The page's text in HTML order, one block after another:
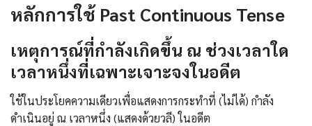
หลักการใช้ Past Continuous Tense
เหตุการณ์ที่กำลังเกิดขึ้น ณ ช่วงเวลาใด
เวลาหนึ่งที่เฉพาะเจาะจงในอดีต
ใช้ในประโยคความเดียวเพื่อแสดงการกระทำที่ (ไม่ได้) กำลัง
ดำเนินอยู่ ณ เวลาหนึ่ง (แสดงด้วยวลี) ในอดีต